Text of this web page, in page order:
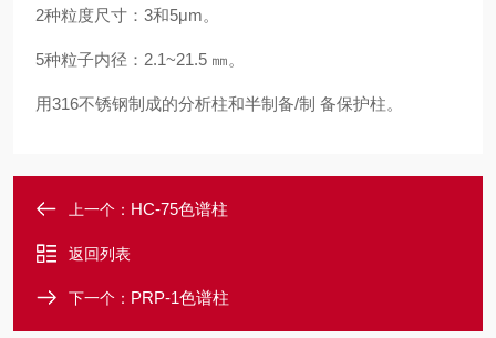
2种粒度尺寸：3和5μm。
5种粒子内径：2.1~21.5 ㎜。
用316不锈钢制成的分析柱和半制备/制 备保护柱。
上一个： HC-75色谱柱
返回列表
下一个： PRP-1色谱柱